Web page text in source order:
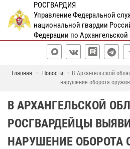
РОСГВАРДИЯ
Управление Федеральной
национальной гвардии
Федерации по Архангельской
Главная Новости
В Архангельской
нарушение оборота
В АРХАНГЕЛЬСКОЙ
РОСГВАРДЕЙЦЫ
НАРУШЕНИЕ ОБОРОТА